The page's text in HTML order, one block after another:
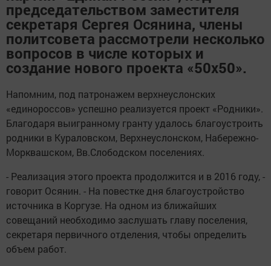
председательством заместителя
секретаря Сергея Осянина, члены
политсовета рассмотрели несколько
вопросов в числе которых и
создание нового проекта «50х50».
Напомним, под патронажем верхнеуслонских
«единороссов» успешно реализуется проект «Родники».
Благодаря выигранному гранту удалось благоустроить
родники в Кураловском, Верхнеуслонском, Набережно-
Морквашском, Вв.Слободском поселениях.
- Реализация этого проекта продолжится и в 2016 году, -
говорит Осянин. - На повестке дня благоустройство
источника в Коргузе. На одном из ближайших
совещаний необходимо заслушать главу поселения,
секретаря первичного отделения, чтобы определить
объем работ.